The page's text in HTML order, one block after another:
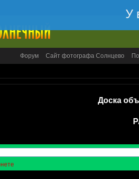
Форум Сайт фотографа Солнцево
Доска